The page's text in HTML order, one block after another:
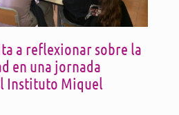
a reflexionar sobre la
en una jornada
Instituto Miquel